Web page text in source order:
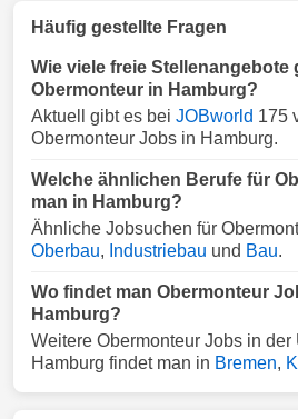
Häufig gestellte Fragen
Wie viele freie Stellenangebote
Obermonteur in Hamburg?
Aktuell gibt es bei JOBworld 175
Obermonteur Jobs in Hamburg.
Welche ähnlichen Berufe für
man in Hamburg?
Ähnliche Jobsuchen für
Oberbau, Industriebau und Bau.
Wo findet man Obermonteur
Hamburg?
Weitere Obermonteur Jobs in der
Hamburg findet man in Bremen,